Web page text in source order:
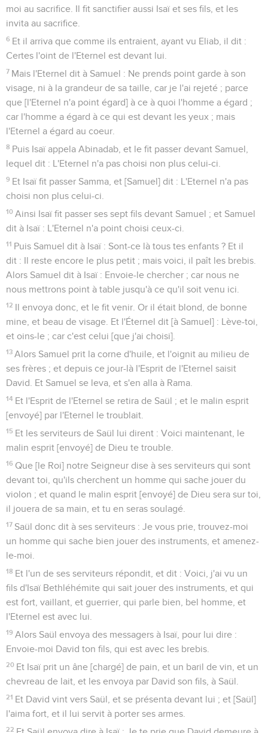
moi au sacrifice. Il fit sanctifier aussi Isaï et ses fils, et les
invita au sacrifice.
6 Et il arriva que comme ils entraient, ayant vu Eliab, il dit :
Certes l'oint de l'Eternel est devant lui.
7 Mais l'Eternel dit à Samuel : Ne prends point garde à son
visage, ni à la grandeur de sa taille, car je l'ai rejeté ; parce
que [l'Eternel n'a point égard] à ce à quoi l'homme a égard ;
car l'homme a égard à ce qui est devant les yeux ; mais
l'Eternel a égard au coeur.
8 Puis Isaï appela Abinadab, et le fit passer devant Samuel,
lequel dit : L'Eternel n'a pas choisi non plus celui-ci.
9 Et Isaï fit passer Samma, et [Samuel] dit : L'Eternel n'a pas
choisi non plus celui-ci.
10 Ainsi Isaï fit passer ses sept fils devant Samuel ; et Samuel
dit à Isaï : L'Eternel n'a point choisi ceux-ci.
11 Puis Samuel dit à Isaï : Sont-ce là tous tes enfants ? Et il
dit : Il reste encore le plus petit ; mais voici, il paît les brebis.
Alors Samuel dit à Isaï : Envoie-le chercher ; car nous ne
nous mettrons point à table jusqu'à ce qu'il soit venu ici.
12 Il envoya donc, et le fit venir. Or il était blond, de bonne
mine, et beau de visage. Et l'Éternel dit [à Samuel] : Lève-toi,
et oins-le ; car c'est celui [que j'ai choisi].
13 Alors Samuel prit la corne d'huile, et l'oignit au milieu de
ses frères ; et depuis ce jour-là l'Esprit de l'Eternel saisit
David. Et Samuel se leva, et s'en alla à Rama.
14 Et l'Esprit de l'Eternel se retira de Saül ; et le malin esprit
[envoyé] par l'Eternel le troublait.
15 Et les serviteurs de Saül lui dirent : Voici maintenant, le
malin esprit [envoyé] de Dieu te trouble.
16 Que [le Roi] notre Seigneur dise à ses serviteurs qui sont
devant toi, qu'ils cherchent un homme qui sache jouer du
violon ; et quand le malin esprit [envoyé] de Dieu sera sur toi,
il jouera de sa main, et tu en seras soulagé.
17 Saül donc dit à ses serviteurs : Je vous prie, trouvez-moi
un homme qui sache bien jouer des instruments, et amenez-
le-moi.
18 Et l'un de ses serviteurs répondit, et dit : Voici, j'ai vu un
fils d'Isaï Bethléhémite qui sait jouer des instruments, et qui
est fort, vaillant, et guerrier, qui parle bien, bel homme, et
l'Eternel est avec lui.
19 Alors Saül envoya des messagers à Isaï, pour lui dire :
Envoie-moi David ton fils, qui est avec les brebis.
20 Et Isaï prit un âne [chargé] de pain, et un baril de vin, et un
chevreau de lait, et les envoya par David son fils, à Saül.
21 Et David vint vers Saül, et se présenta devant lui ; et [Saül]
l'aima fort, et il lui servit à porter ses armes.
22